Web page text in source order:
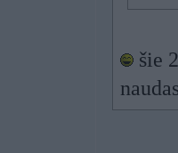
šie